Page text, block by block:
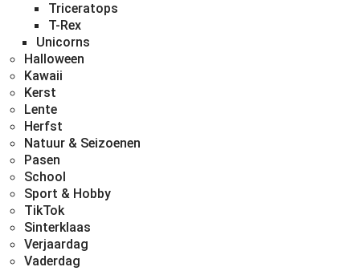
Triceratops
T-Rex
Unicorns
Halloween
Kawaii
Kerst
Lente
Herfst
Natuur & Seizoenen
Pasen
School
Sport & Hobby
TikTok
Sinterklaas
Verjaardag
Vaderdag